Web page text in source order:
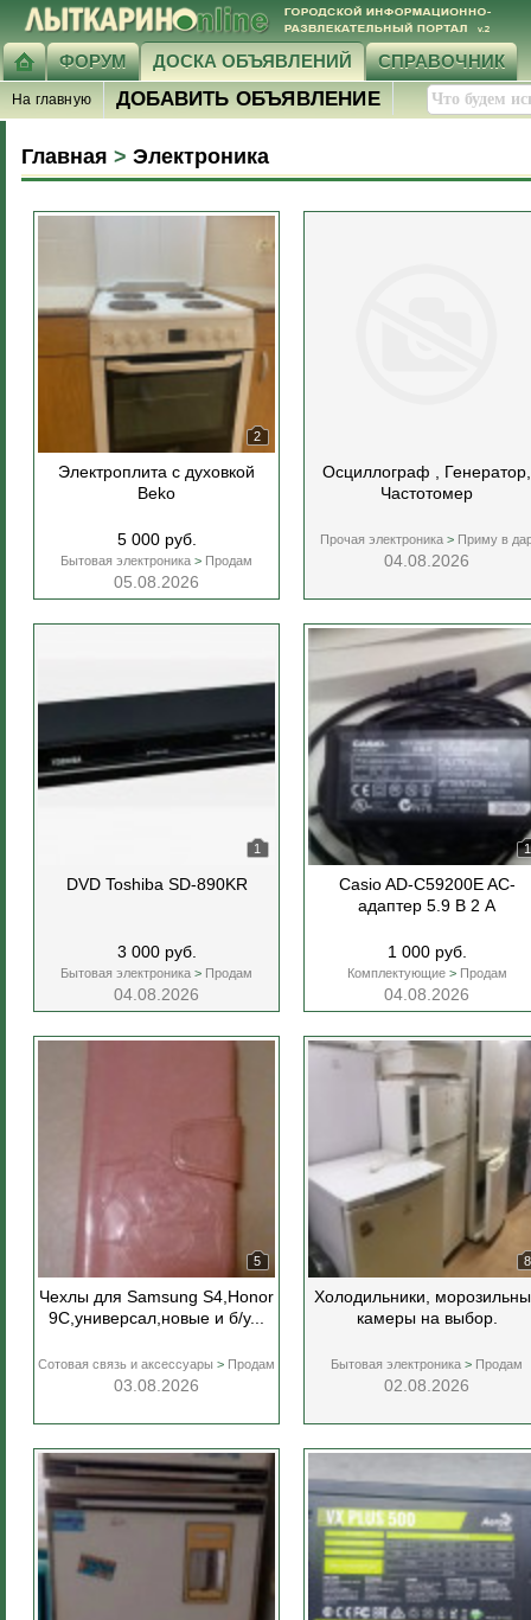
ФОРУМ ДОСКА ОБЪЯВЛЕНИЙ СПРАВОЧНИК
На главную ДОБАВИТЬ ОБЪЯВЛЕНИЕ
Главная > Электроника
2
Электроплита с духовкой
Beko
5 000 руб.
Бытовая электроника > Продам
05.08.2026
Осциллограф , Генератор,
Частотомер
Прочая электроника > Приму в
04.08.2026
1
DVD Toshiba SD-890KR
3 000 руб.
Бытовая электроника > Продам
04.08.2026
1
Casio AD-C59200E AC-
адаптер 5.9 В 2 А
1 000 руб.
Комплектующие >Продам
04.08.2026
5
Чехлы для Samsung S4,Honor
9С,универсал,новые и б/у...
Сотовая связь и аксессуары > Продам
03.08.2026
8
Холодильники,
камеры на выбор.
Бытовая электроника > Продам
02.08.2026